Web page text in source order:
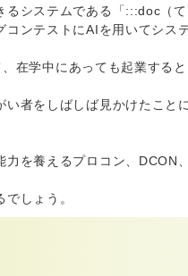
るシステムである「:::doc（
ンテストにAIを用いてシス
在学中にあっても起業すると
者をしばしば見かけたこと
を養えるプロコン、DCON
しょう。